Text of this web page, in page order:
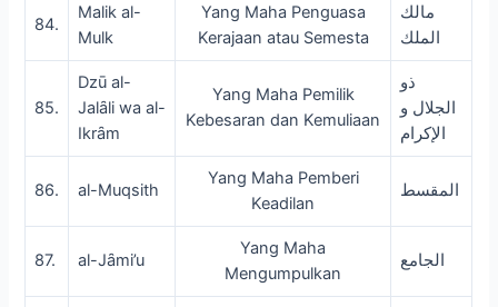
84.
Malik al-
Mulk
Yang Maha Penguasa
Kerajaan atau Semesta
مالك
الملك
85.
Dzū al-
Jalȃli wa al-
Ikrȃm
Yang Maha Pemilik
Kebesaran dan Kemuliaan
ذو
الجلال و
الإكرام
86. al-Muqsith
Yang Maha Pemberi
Keadilan
المقسط
87. al-Jȃmi’u
Yang Maha
Mengumpulkan
الجامع